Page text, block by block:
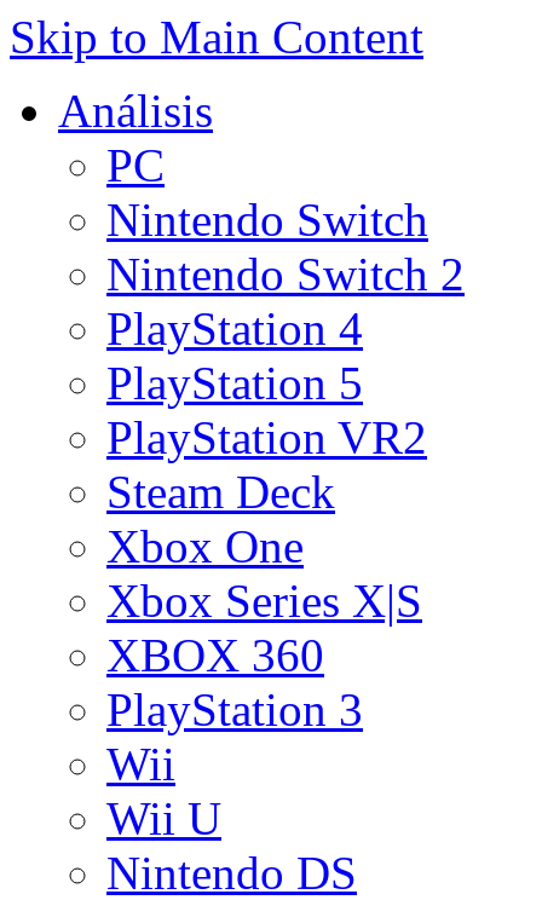
Skip to Main Content
Análisis
PC
Nintendo Switch
Nintendo Switch 2
PlayStation 4
PlayStation 5
PlayStation VR2
Steam Deck
Xbox One
Xbox Series X|S
XBOX 360
PlayStation 3
Wii
Wii U
Nintendo DS